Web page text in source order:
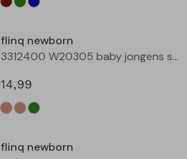
flinq newborn
3312400 W20305 baby jongens sweater Taupe
14,99
flinq newborn